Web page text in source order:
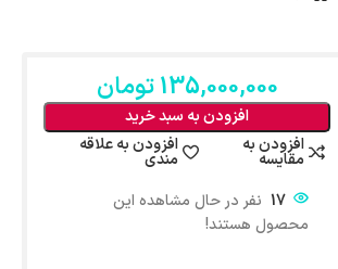
135,000,000تومان
افزودن به سبد خرید
افزودن به
مقایسه
افزودن به علاقه
مندی
17 نفر در حال مشاهده این
محصول هستند!